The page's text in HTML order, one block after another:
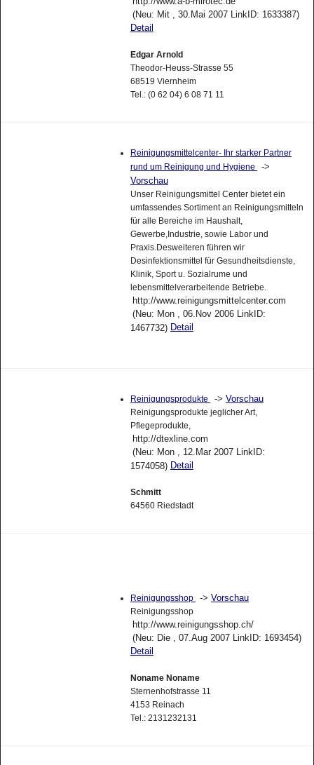
(Neu: Mit , 30.Mai 2007 LinkID: 1633387)
Detail
Edgar Arnold
Theodor-Heuss-Strasse 55
68519 Viernheim
Tel.: (0 62 04) 6 08 71 11
Reinigungsmittelcenter- Ihr starker Partner
rund um Reinigung und Hygiene
->
Vorschau
Unser Reinigungsmittel Center bietet ein
umfassendes Sortiment an Reinigungsmitteln
für alle Bereiche im Haushalt,
Gewerbe,Industrie, sowie Labor und
Praxis.Desweiteren führen wir
Desinfektionsmittel für Gesundheitsdienste,
Klinik, Sport u. Sozialrume und
lebensmittelverarbeitende Betriebe.
http://www.reinigungsmittelcenter.com
(Neu: Mon , 06.Nov 2006 LinkID:
1467732) Detail
Reinigungsprodukte -> Vorschau
Reinigungsprodukte jeglicher Art,
Pflegeprodukte,
http://dtexline.com
(Neu: Mon , 12.Mar 2007 LinkID:
1574058) Detail
Schmitt
64560 Riedstadt
Reinigungsshop -> Vorschau
Reinigungsshop
http://www.reinigungsshop.ch/
(Neu: Die , 07.Aug 2007 LinkID: 1693454)
Detail
Noname Noname
Sternenhofstrasse 11
4153 Reinach
Tel.: 2131232131